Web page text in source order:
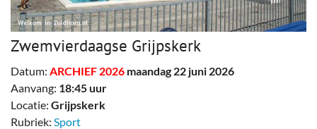
Zwemvierdaagse Grijpskerk
Datum: ARCHIEF 2026 maandag 22 juni 2026
Aanvang: 18:45 uur
Locatie: Grijpskerk
Rubriek: Sport